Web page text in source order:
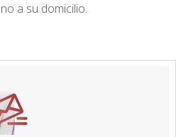
a su domicilio.